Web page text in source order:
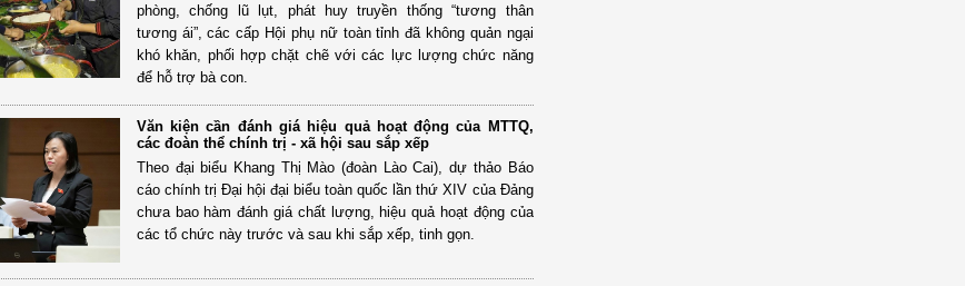
phòng, chống lũ lụt, phát huy truyền thống “tương thân
tương ái”, các cấp Hội phụ nữ toàn tỉnh đã không quản ngại
khó khăn, phối hợp chặt chẽ với các lực lượng chức năng
để hỗ trợ bà con.
Văn kiện cần đánh giá hiệu quả hoạt động của MTTQ,
các đoàn thể chính trị - xã hội sau sắp xếp
Theo đại biểu Khang Thị Mào (đoàn Lào Cai), dự thảo Báo
cáo chính trị Đại hội đại biểu toàn quốc lần thứ XIV của Đảng
chưa bao hàm đánh giá chất lượng, hiệu quả hoạt động của
các tổ chức này trước và sau khi sắp xếp, tinh gọn.